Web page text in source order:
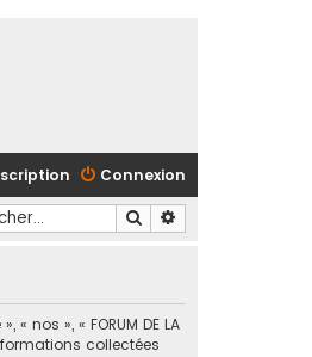
Connexion
Rechercher
nos », « FORUM DE LA
collectées